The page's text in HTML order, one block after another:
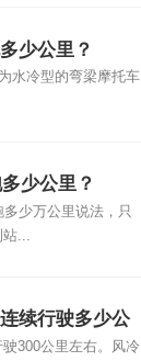
少公里？
水冷型的弯梁摩托车
少公里？
少万公里说法，只
...
续行驶多少公
300公里左右。风冷